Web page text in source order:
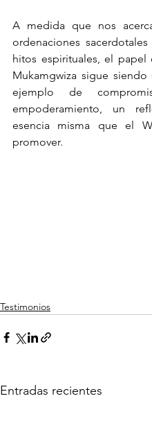
A medida que nos
ordenaciones
hitos espirituales, el papel
Mukamgwiza sigue siendo
ejemplo de
empoderamiento, un
esencia misma que el
promover.
Testimonios
Entradas recientes